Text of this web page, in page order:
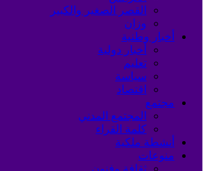
القصر الصغير والكبير
وزان
أخبار وطنية
أخبار دولية
تعليم
سياسة
اقتصاد
مجتمع
المجتمع المدني
كلمة القراء
أنشطة ملكية
منوعات